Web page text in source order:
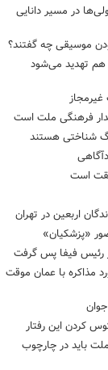
کلاس‌اولی‌ها در مسیر دانایی
موسیقی چه گفتند؟
تهدید می‌شود
فرهنگی ملت است
شناختی هستند
است
اربعین در تهران
رئیس فیفا پس گرفت
مذاکره با عمان موقت
باید در چارچوب